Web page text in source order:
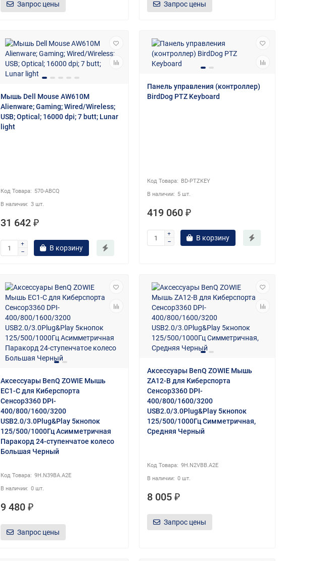
Запрос цены Запрос цены
Мышь Dell Mouse AW610M
Alienware; Gaming; Wired/Wireless;
USB; Optical; 16000 dpi; 7 butt; Lunar
light
570-ABCQ
3 шт.
31 642 ₽
В корзину
Панель управления (контроллер)
BirdDog PTZ Keyboard
BD-PTZKEY
5 шт.
419 060 ₽
В корзину
Аксессуары BenQ ZOWIE Мышь
EC1-C для Киберспорта
Сенсор3360 DPI-
400/800/1600/3200
USB2.0/3.0Plug&Play 5кнопок
125/500/1000Гц Асимметричная
Паракорд 24-ступенчатое колесо
Большая Черный
9H.N39BA.A2E
0 шт.
9 480 ₽
Запрос цены
Аксессуары BenQ ZOWIE Мышь
ZA12-B для Киберспорта
Сенсор3360 DPI-
400/800/1600/3200
USB2.0/3.0Plug&Play 5кнопок
125/500/1000Гц Симметричная,
Средняя Черный
9H.N2VBB.A2E
0 шт.
8 005 ₽
Запрос цены